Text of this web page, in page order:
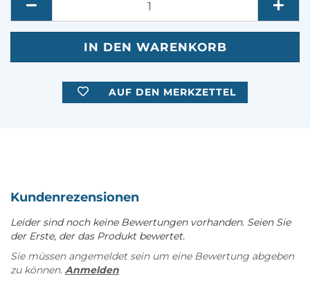
AUF DEN MERKZETTEL
Kundenrezensionen
Leider sind noch keine Bewertungen vorhanden. Seien Sie
der Erste, der das Produkt bewertet.
Sie müssen angemeldet sein um eine Bewertung abgeben
zu können. Anmelden